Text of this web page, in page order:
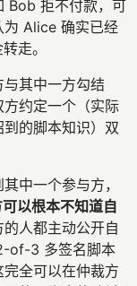
Bob 拒不付款，可
为 Alice 确实已经
走。
其中一方勾结
约定一个（实际
到的脚本知识）双
中一个参与方，
以根本不知道自
人都主动公开自
of-3 多签名脚本
全可以在仲裁方